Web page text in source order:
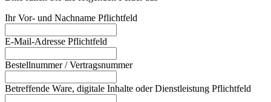
Ihr Vor- und Nachname Pflichtfeld
E-Mail-Adresse Pflichtfeld
Bestellnummer / Vertragsnummer
Betreffende Ware, digitale Inhalte oder Dienstleistung Pflichtfeld